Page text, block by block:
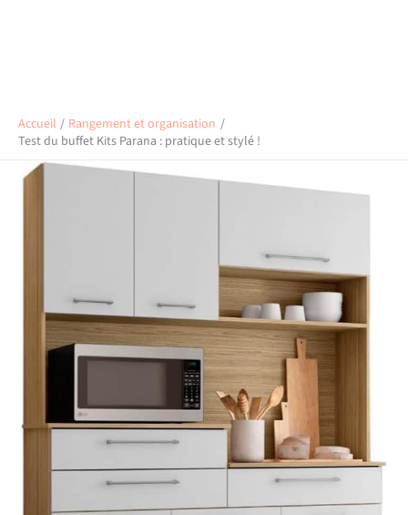
Accueil
Rangement et organisation
Test du buffet Kits Parana : pratique et stylé !